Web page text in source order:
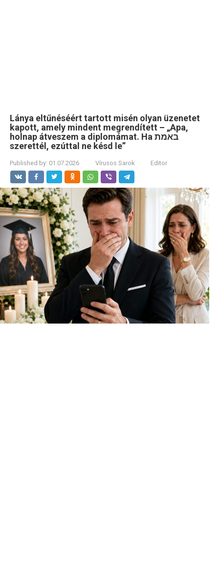
Lánya eltűnéséért tartott misén olyan üzenetet
kapott, amely mindent megrendített – „Apa,
holnap átveszem a diplomámat. Ha באמת
szerettél, ezúttal ne késd le”
Published by: 01.07.2026 Vírusos Sarok Editor